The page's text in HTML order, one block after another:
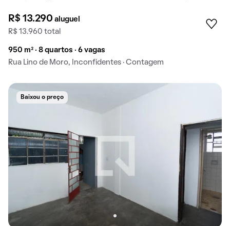
R$ 13.290aluguel
R$ 13.960 total
950 m² · 8 quartos · 6 vagas
Rua Lino de Moro, Inconfidentes · Contagem
Baixou o preço